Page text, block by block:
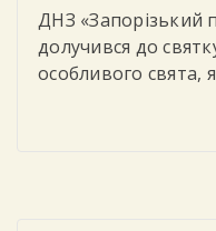
ДНЗ «Запорізький
долучився до
особливого свята,
українського